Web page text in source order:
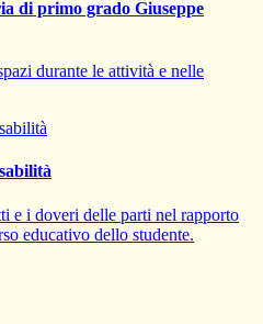
di primo grado Giuseppe
durante le attività e nelle
e i doveri delle parti nel rapporto
educativo dello studente.